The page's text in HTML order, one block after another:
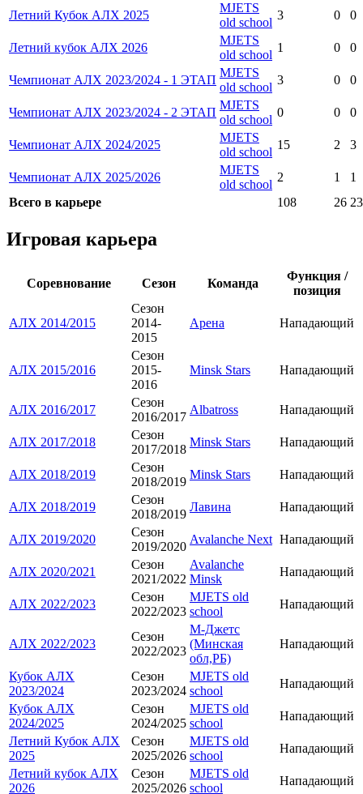
Летний Кубок АЛХ 2025
MJETS
old school
3 0 0
Летний кубок АЛХ 2026
MJETS
old school
1 0 0
Чемпионат АЛХ 2023/2024 - 1 ЭТАП
MJETS
old school
3 0 0
Чемпионат АЛХ 2023/2024 - 2 ЭТАП
MJETS
old school
0 0 0
Чемпионат АЛХ 2024/2025
MJETS
old school
15 2 3
Чемпионат АЛХ 2025/2026
MJETS
old school
2 1
1
Всего в карьере
108 26 23
Игровая карьера
Соревнование Сезон Команда
Функция /
позиция
АЛХ 2014/2015
Сезон
2014-
2015
Арена Нападающий
АЛХ 2015/2016
Сезон
2015-
2016
Minsk Stars Нападающий
АЛХ 2016/2017
Сезон
2016/2017
Albatross Нападающий
АЛХ 2017/2018
Сезон
2017/2018
Minsk Stars Нападающий
АЛХ 2018/2019
Сезон
2018/2019
Minsk Stars Нападающий
АЛХ 2018/2019
Сезон
2018/2019
Лавина Нападающий
АЛХ 2019/2020
Сезон
2019/2020
Avalanche Next Нападающий
АЛХ 2020/2021
Сезон
2021/2022
Avalanche
Minsk
Нападающий
АЛХ 2022/2023
Сезон
2022/2023
MJETS old
school
Нападающий
АЛХ 2022/2023
Сезон
2022/2023
М-Джетс
(Минская
обл,РБ)
Нападающий
Кубок АЛХ
2023/2024
Сезон
2023/2024
MJETS old
school
Нападающий
Кубок АЛХ
2024/2025
Сезон
2024/2025
MJETS old
school
Нападающий
Летний Кубок АЛХ
2025
Сезон
2025/2026
MJETS old
school
Нападающий
Летний кубок АЛХ
2026
Сезон
2025/2026
MJETS old
school
Нападающий